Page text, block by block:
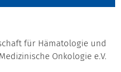
für Hämatologie und
Medizinische Onkologie e.V.